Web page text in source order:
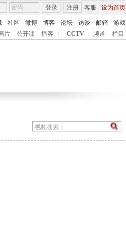
客服 设为首页
登录 注册
社区 微博 博客 论坛 访谈 邮箱
游戏
片 公开课 播客 CCTV 频道 栏目